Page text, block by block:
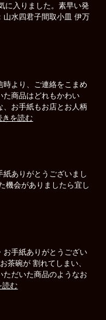
に入りました。素早い発
山水四君子間取小皿 伊万
より、ご連絡をこまめ
た商品はどれもかわい
、お手紙もお店とお人柄
きを読む
ありがとうございまし
機会がありましたら宜し
お手紙ありがとうござい
茶碗が 割れてしまい、
ただいた商品のようなお
読む